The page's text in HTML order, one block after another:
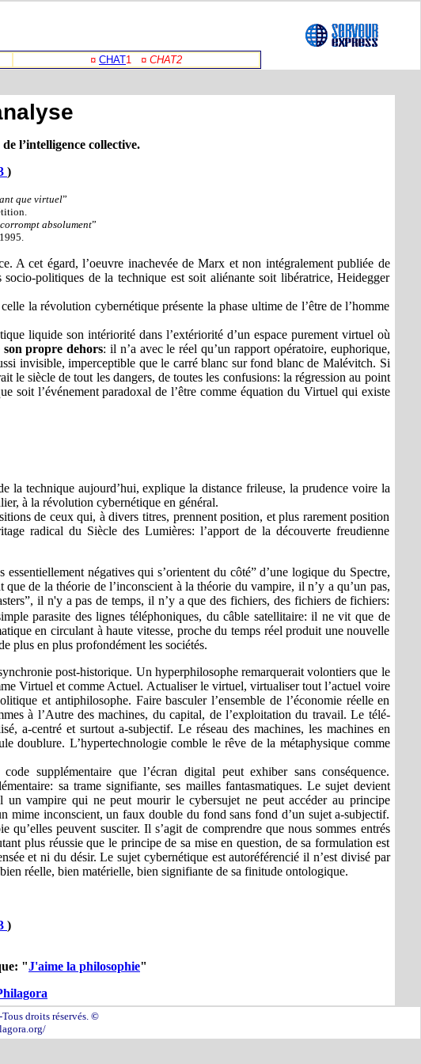
¤ CHAT1 ¤ CHAT2
l’intelligence collective.
)
que virtuel”
absolument”
A cet égard, l’oeuvre inachevée de Marx et non intégralement publiée de
politiques de la technique est soit aliénante soit libératrice, Heidegger
la révolution cybernétique présente la phase ultime de l’être de l’homme
liquide son intériorité dans l’extériorité d’un espace purement virtuel où
son propre dehors: il n’a avec le réel qu’un rapport opératoire, euphorique,
invisible, imperceptible que le carré blanc sur fond blanc de Malévitch. Si
le siècle de tout les dangers, de toutes les confusions: la régression au point
soit l’événement paradoxal de l’être comme équation du Virtuel qui existe
la technique aujourd’hui, explique la distance frileuse, la prudence voire la
à la révolution cybernétique en général.
de ceux qui, à divers titres, prennent position, et plus rarement position
radical du Siècle des Lumières: l’apport de la découverte freudienne
négatives qui s’orientent du côté” d’une logique du Spectre,
de la théorie de l’inconscient à la théorie du vampire, il n’y a qu’un pas,
il n'y a pas de temps, il n’y a que des fichiers, des fichiers de fichiers:
parasite des lignes téléphoniques, du câble satellitaire: il ne vit que de
en circulant à haute vitesse, proche du temps réel produit une nouvelle
plus en plus profondément les sociétés.
post-historique. Un hyperphilosophe remarquerait volontiers que le
Virtuel et comme Actuel. Actualiser le virtuel, virtualiser tout l’actuel voire
et antiphilosophe. Faire basculer l’ensemble de l’économie réelle en
à l’Autre des machines, du capital, de l’exploitation du travail. Le télé-
a-centré et surtout a-subjectif. Le réseau des machines, les machines en
doublure. L’hypertechnologie comble le rêve de la métaphysique comme
supplémentaire que l’écran digital peut exhiber sans conséquence.
sa trame signifiante, ses mailles fantasmatiques. Le sujet devient
vampire qui ne peut mourir le cybersujet ne peut accéder au principe
mime inconscient, un faux double du fond sans fond d’un sujet a-subjectif.
peuvent susciter. Il s’agit de comprendre que nous sommes entrés
plus réussie que le principe de sa mise en question, de sa formulation est
et ni du désir. Le sujet cybernétique est autoréférencié il n’est divisé par
réelle, bien matérielle, bien signifiante de sa finitude ontologique.
)
"J'aime la philosophie"
droits réservés. ©